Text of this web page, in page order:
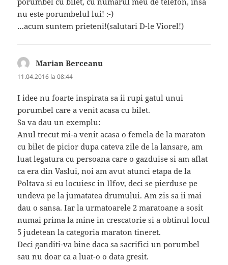
nu este porumbelul lui! :-)
…acum suntem prieteni!(salutari D-le Viorel!)
Marian Berceanu
11.04.2016 la 08:44
I idee nu foarte inspirata sa ii rupi gatul unui
porumbel care a venit acasa cu bilet.
Sa va dau un exemplu:
Anul trecut mi-a venit acasa o femela de la maraton
cu bilet de picior dupa cateva zile de la lansare, am
luat legatura cu persoana care o gazduise si am aflat
ca era din Vaslui, noi am avut atunci etapa de la
Poltava si eu locuiesc in Ilfov, deci se pierduse pe
undeva pe la jumatatea drumului. Am zis sa ii mai
dau o sansa. Iar la urmatoarele 2 maratoane a sosit
numai prima la mine in crescatorie si a obtinul locul
5 judetean la categoria maraton tineret.
Deci ganditi-va bine daca sa sacrifici un porumbel
sau nu doar ca a luat-o o data gresit.